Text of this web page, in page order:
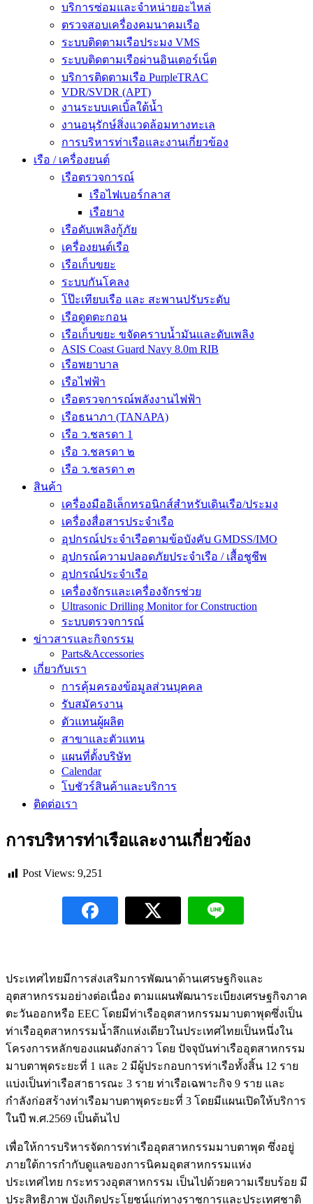
บริการซ่อมและจำหน่ายอะไหล่
ตรวจสอบเครื่องคมนาคมเรือ
ระบบติดตามเรือประมง VMS
ระบบติดตามเรือผ่านอินเตอร์เน็ต
บริการติดตามเรือ PurpleTRAC
VDR/SVDR (APT)
งานระบบเคเบิ้ลใต้น้ำ
งานอนุรักษ์สิ่งแวดล้อมทางทะเล
การบริหารท่าเรือและงานเกี่ยวข้อง
เรือ / เครื่องยนต์
เรือตรวจการณ์
เรือไฟเบอร์กลาส
เรือยาง
เรือดับเพลิงกู้ภัย
เครื่องยนต์เรือ
เรือเก็บขยะ
ระบบกันโคลง
โป๊ะเทียบเรือ และ สะพานปรับระดับ
เรือดูดตะกอน
เรือเก็บขยะ ขจัดคราบน้ำมันและดับเพลิง
ASIS Coast Guard Navy 8.0m RIB
เรือพยาบาล
เรือไฟฟ้า
เรือตรวจการณ์พลังงานไฟฟ้า
เรือธนาภา (TANAPA)
เรือ ว.ชลรดา 1
เรือ ว.ชลรดา ๒
เรือ ว.ชลรดา ๓
สินค้า
เครื่องมืออิเล็กทรอนิกส์สำหรับเดินเรือ/ประมง
เครื่องสื่อสารประจำเรือ
อุปกรณ์ประจำเรือตามข้อบังคับ GMDSS/IMO
อุปกรณ์ความปลอดภัยประจำเรือ / เสื้อชูชีพ
อุปกรณ์ประจำเรือ
เครื่องจักรและเครื่องจักรช่วย
Ultrasonic Drilling Monitor for Construction
ระบบตรวจการณ์
ข่าวสารและกิจกรรม
Parts&Accessories
เกี่ยวกับเรา
การคุ้มครองข้อมูลส่วนบุคคล
รับสมัครงาน
ตัวแทนผู้ผลิต
สาขาและตัวแทน
แผนที่ตั้งบริษัท
Calendar
โบชัวร์สินค้าและบริการ
ติดต่อเรา
การบริหารท่าเรือและงานเกี่ยวข้อง
Post Views: 9,251
ประเทศไทยมีการส่งเสริมการพัฒนาด้านเศรษฐกิจและ
อุตสาหกรรมอย่างต่อเนื่อง ตามแผนพัฒนาระเบียงเศรษฐกิจภาค
ตะวันออกหรือ EEC โดยมีท่าเรืออุตสาหกรรมมาบตาพุดซึ่งเป็น
ท่าเรืออุตสาหกรรมน้ำลึกแห่งเดียวในประเทศไทยเป็นหนึ่งใน
โครงการหลักของแผนดังกล่าว โดย ปัจจุบันท่าเรืออุตสาหกรรม
มาบตาพุดระยะที่ 1 และ 2 มีผู้ประกอบการท่าเรือทั้งสิ้น 12 ราย
แบ่งเป็นท่าเรือสาธารณะ 3 ราย ท่าเรือเฉพาะกิจ 9 ราย และ
กำลังก่อสร้างท่าเรือมาบตาพุดระยะที่ 3 โดยมีแผนเปิดให้บริการ
ในปี พ.ศ.2569 เป็นต้นไป
เพื่อให้การบริหารจัดการท่าเรืออุตสาหกรรมมาบตาพุด ซึ่งอยู่
ภายใต้การกำกับดูแลของการนิคมอุตสาหกรรมแห่ง
ประเทศไทย กระทรวงอุตสาหกรรม เป็นไปด้วยความเรียบร้อย มี
ประสิทธิภาพ บังเกิดประโยชน์แก่ทางราชการและประเทศชาติ